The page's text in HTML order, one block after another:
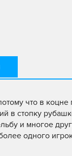
что в коцне
в стопку
и многое
одного